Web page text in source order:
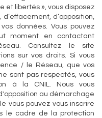
et libertés », vous disposez
d’opposition,
données. Vous pouvez
moment en contactant
Consultez le site
sur vos droits. Si vous
/ le Réseau, que vos
sont pas respectés, vous
à la CNIL. Nous vous
au démarchage
vous pouvez vous inscrire
le cadre de la protection